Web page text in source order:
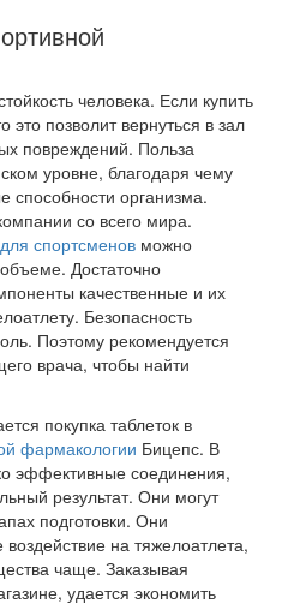
человека. Если купить
позволит вернуться в зал
повреждений. Польза
уровне, благодаря чему
организма.
со всего мира.
спортсменов можно
Достаточно
качественные и их
Безопасность
Поэтому рекомендуется
врача, чтобы найти
покупка таблеток в
фармакологии Бицепс. В
эффективные соединения,
результат. Они могут
подготовки. Они
на тяжелоатлета,
чаще. Заказывая
удается экономить